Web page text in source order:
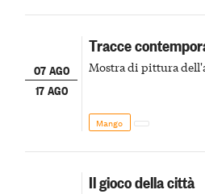
07 AGO
17 AGO
Tracce
Mostra di pittura
Mango
Il gioco della città